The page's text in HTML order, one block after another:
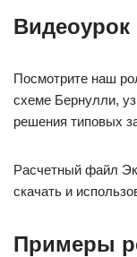
Посмотрите наш
схеме Бернулли,
решения типовых
Расчетный файл
скачать и
Примеры